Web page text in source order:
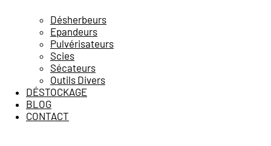
Désherbeurs
Epandeurs
Pulvérisateurs
Scies
Sécateurs
Outils Divers
DÉSTOCKAGE
BLOG
CONTACT